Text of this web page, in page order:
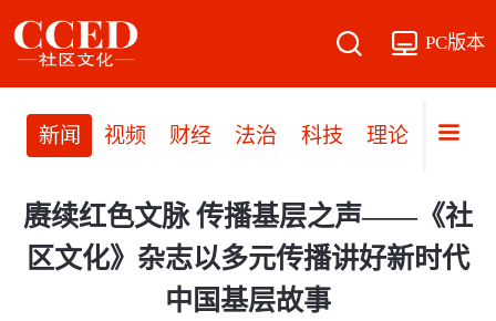
PC版本
新闻 视频 财经 法治 科技 理论 党建
赓续红色文脉 传播基层之声——《社
区文化》杂志以多元传播讲好新时代
中国基层故事